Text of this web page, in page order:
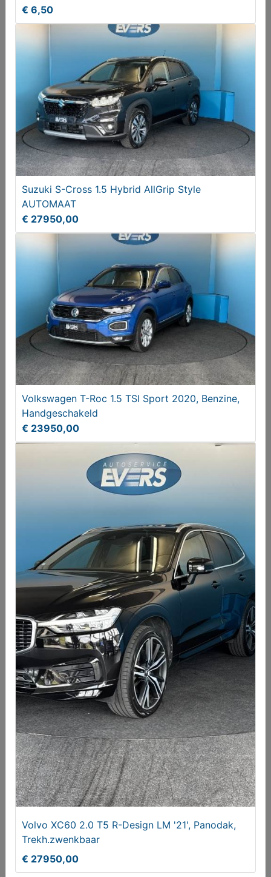
€ 6650,00
Volkswagen Golf 1.4 eHybrid GTE
€ 23750,00
Skoda Octavia Combi 1.4 TSI PHEV RS iV Bns
Verkocht
Mazda CX-5 2.0 SkyActiv-G 165 Luxury AUTOMAAT
€ 32950,00
€ 8650,00
€ 6,50
Suzuki S-Cross 1.5 Hybrid AllGrip Style
AUTOMAAT
€ 27950,00
Volkswagen T-Roc 1.5 TSI Sport 2020, Benzine,
Handgeschakeld
€ 23950,00
Volvo XC60 2.0 T5 R-Design LM '21', Panodak,
Trekh.zwenkbaar
€ 27950,00